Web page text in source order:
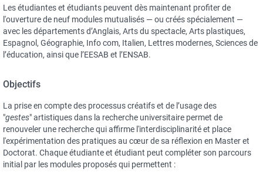
Les étudiantes et étudiants peuvent dès maintenant profiter de
l'ouverture de neuf modules mutualisés — ou créés spécialement —
avec les départements d’Anglais, Arts du spectacle, Arts plastiques,
Espagnol, Géographie, Info com, Italien, Lettres modernes, Sciences de
l’éducation, ainsi que l’EESAB et l’ENSAB.
Objectifs
La prise en compte des processus créatifs et de l’usage des
"gestes" artistiques dans la recherche universitaire permet de
renouveler une recherche qui affirme l'interdisciplinarité et place
l'expérimentation des pratiques au cœur de sa réflexion en Master et
Doctorat. Chaque étudiante et étudiant peut compléter son parcours
initial par les modules proposés qui permettent :